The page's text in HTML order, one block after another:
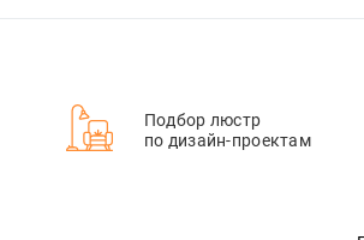
Подбор люстр
по дизайн-проектам